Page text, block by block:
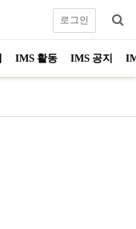
IMS 활동 IMS 공지
로그인